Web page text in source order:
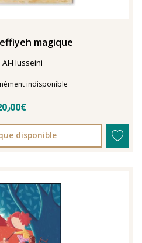
magique
Husseini
livraisonindisponible
20٫00€
disponible